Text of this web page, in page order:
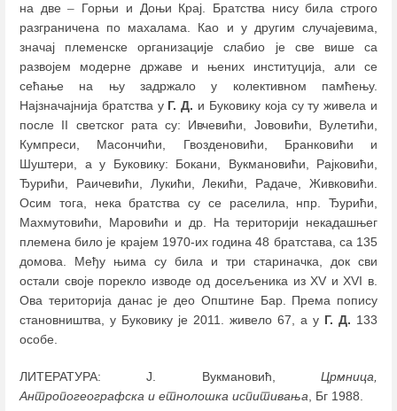
на две– Горњи и Доњи Крај. Братства нису била строго
разграничена по махалама. Као и у другим случајевима,
значај племенске организације слабио је све више са
развојем модерне државе и њених институција, али се
сећање на њу задржало у колективном памћењу.
Најзначајнија братства у Г. Д. и Буковику која су ту живела и
после II светског рата су: Ивчевићи, Јововићи, Вулетићи,
Кумпреси, Масончићи, Гвозденовићи, Бранковићи и
Шуштери, а у Буковику: Бокани, Вукмановићи, Рајковићи,
Ђурићи, Раичевићи, Лукићи, Лекићи, Радаче, Живковићи.
Осим тога, нека братства су се раселила, нпр. Ђурићи,
Махмутовићи, Маровићи и др. На територији некадашњег
племена било је крајем 1970-их година 48 братстава, са 135
домова. Међу њима су била и три стариначка, док сви
остали своје порекло изводе од досељеника из XV и XVI в.
Ова територија данас је део Општине Бар. Према попису
становништва, у Буковику је 2011. живело 67, а у Г. Д. 133
особе.
ЛИТЕРАТУРА: Ј. Вукмановић, Црмница,
Антропогеографска и етнолошка испитивања , Бг 1988.